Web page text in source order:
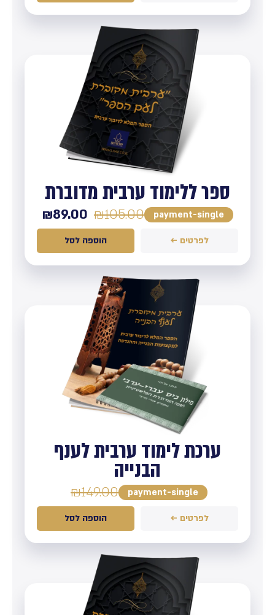
ספר ללימוד ערבית מדוברת
payment-single
₪105.00
₪89.00
לפרטים ← הוספה לסל
ערכת לימוד ערבית לענף
הבנייה
payment-single
₪149.00
לפרטים ← הוספה לסל